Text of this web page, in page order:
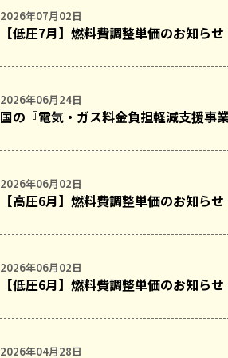
2026年07月02日
【低圧7月】燃料費調整単価のお知らせ
2026年06月24日
国の『電気・ガス料金負担軽減支援事
2026年06月02日
【高圧6月】燃料費調整単価のお知らせ
2026年06月02日
【低圧6月】燃料費調整単価のお知らせ
2026年04月28日